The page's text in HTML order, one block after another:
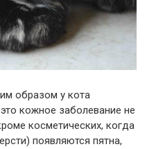
образом у кота
кожное заболевание не
косметических, когда
появляются пятна,